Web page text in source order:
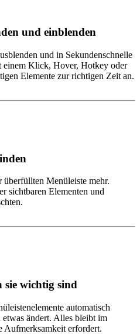
und einblenden
und in Sekundenschnelle
einem Klick, Hover, Hotkey oder
Elemente zur richtigen Zeit an.
Menüleiste mehr.
sichtbaren Elementen und
sie wichtig sind
automatisch
ändert. Alles bleibt im
erfordert.